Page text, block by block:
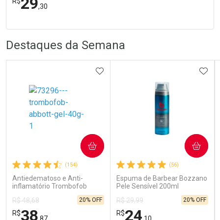
,30
Laboratório
Ativar Desconto
Comprar sem Desconto
Por R$ 29,30/cada
Por Menos
Comprar sem Desconto
Por R$ 29,30/cada
Destaques da Semana
(154)
Antiedematoso e Anti-
inflamatório Trombofob
R$ 48,68
R$38,87
20% OFF
ADICIONAR AOS FAVORITOS
COMPRAR
(56)
Espuma de Barbear Bozzano
Pele Sensível 200ml
R$ 29,99
R$24,10
20% OFF
COMPRAR